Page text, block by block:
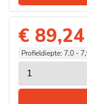
€ 89,24
Profieldiepte: 7,0 -